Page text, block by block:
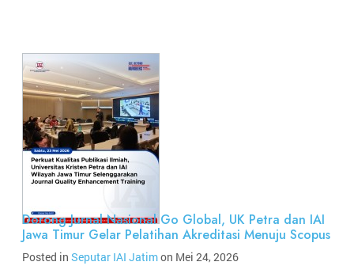
Dorong Jurnal Nasional Go Global, UK Petra dan IAI
Jawa Timur Gelar Pelatihan Akreditasi Menuju Scopus
Posted in Seputar IAI Jatimon Mei 24, 2026